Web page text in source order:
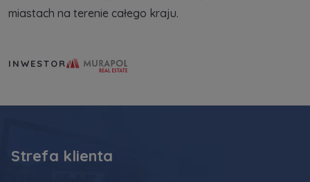
miastach na terenie całego kraju.
INWESTOR Murapol Real Estate S.A.
Strefa klienta